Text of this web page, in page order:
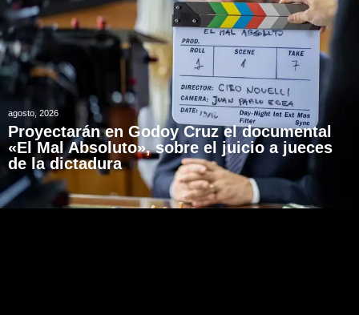
agosto, 2026
Proyectarán en Godoy Cruz el documental
«El Mal Absoluto», sobre el juicio a jueces
de la dictadura